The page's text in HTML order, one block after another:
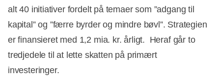
alt 40 initiativer fordelt på temaer som ”adgang til
kapital” og ”færre byrder og mindre bøvl”. Strategien
er finansieret med 1,2 mia. kr. årligt. Heraf går to
tredjedele til at lette skatten på primært
investeringer.